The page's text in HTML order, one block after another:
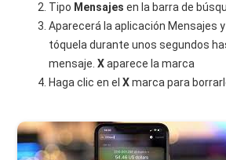
Tipo Mensajesen la barra de
Aparecerá la aplicación Mensajes
tóquela durante unos segundos
mensaje.Xaparece la marca
Haga clic en elXmarca para